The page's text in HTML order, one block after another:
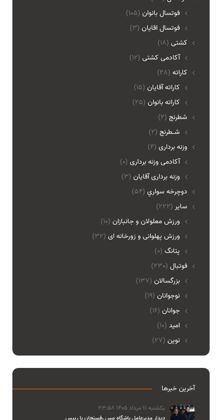
فوتسال بانوان (105)
فوتسال اقايان (3)
(18) کشتی
آکادمی کشتی (12)
(48) کاراته
کاراته آقایان (15)
کاراته بانوان (25)
(2) شطرنج
شـطرنج (2)
(4) وزنه برداری
آکادمی وزنه برداری (0)
وزنه برداری آقایان (3)
(54) دوچرخه سواري
(222) ساير
ورزش معلولان و جانبازان (10)
ورزش پهلوانی و زورخانه ای (32)
پتانگ (0)
(230) فوتبال
بزرگسالان (137)
نوجوانان (19)
جوانان (16)
امید (10)
نوین (27)
آخرین خبرها
یکشنبه 11 مرداد 1405 23:58
دیدار مدیرعامل باشگاه مس رفسنجان با رییس